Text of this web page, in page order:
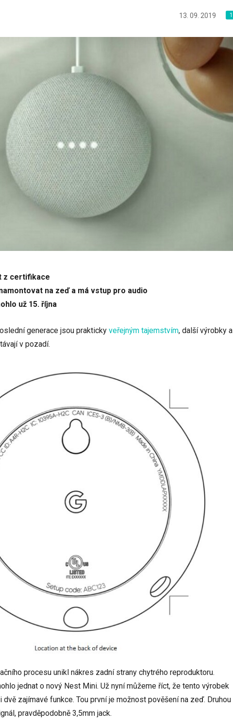
13. 09. 2019 1
z certifikace
na zeď a má vstup pro audio
už 15. října
generace jsou prakticky veřejným tajemstvím, další výrobky a
v pozadí.
procesu unikl nákres zadní strany chytrého reproduktoru.
jednat o nový Nest Mini. Už nyní můžeme říct, že tento výrobek
zajímavé funkce. Tou první je možnost pověšení na zeď. Druhou
pravděpodobně 3,5mm jack.